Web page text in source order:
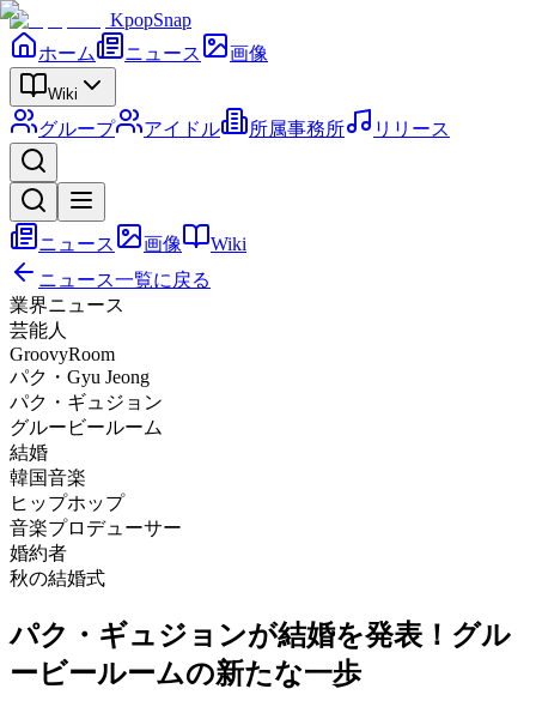
KpopSnap
ホーム
ニュース 画像
Wiki
グループ アイドル 所属事務所 リリース
ニュース 画像
Wiki
ニュース一覧に戻る
業界ニュース
芸能人
GroovyRoom
パク・Gyu Jeong
パク・ギュジョン
グルービールーム
結婚
韓国音楽
ヒップホップ
音楽プロデューサー
婚約者
秋の結婚式
パク・ギュジョンが結婚を発表！グル
ービールームの新たな一歩